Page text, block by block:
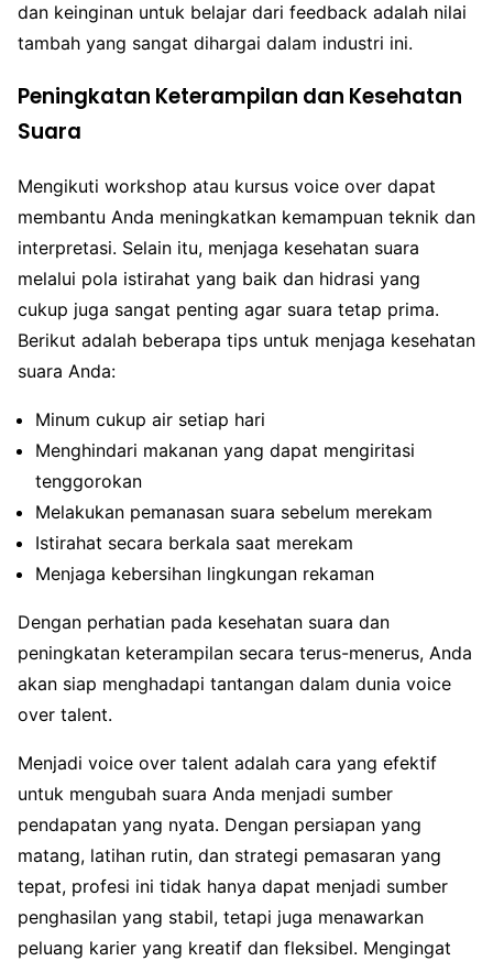
dan keinginan untuk belajar dari feedback adalah nilai
tambah yang sangat dihargai dalam industri ini.
Peningkatan Keterampilan dan Kesehatan
Suara
Mengikuti workshop atau kursus voice over dapat
membantu Anda meningkatkan kemampuan teknik dan
interpretasi. Selain itu, menjaga kesehatan suara
melalui pola istirahat yang baik dan hidrasi yang
cukup juga sangat penting agar suara tetap prima.
Berikut adalah beberapa tips untuk menjaga kesehatan
suara Anda:
Minum cukup air setiap hari
Menghindari makanan yang dapat mengiritasi
tenggorokan
Melakukan pemanasan suara sebelum merekam
Istirahat secara berkala saat merekam
Menjaga kebersihan lingkungan rekaman
Dengan perhatian pada kesehatan suara dan
peningkatan keterampilan secara terus-menerus, Anda
akan siap menghadapi tantangan dalam dunia voice
over talent.
Menjadi voice over talent adalah cara yang efektif
untuk mengubah suara Anda menjadi sumber
pendapatan yang nyata. Dengan persiapan yang
matang, latihan rutin, dan strategi pemasaran yang
tepat, profesi ini tidak hanya dapat menjadi sumber
penghasilan yang stabil, tetapi juga menawarkan
peluang karier yang kreatif dan fleksibel. Mengingat